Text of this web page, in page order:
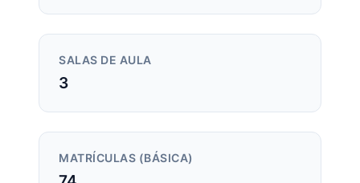
SALAS DE AULA
3
MATRÍCULAS (BÁSICA)